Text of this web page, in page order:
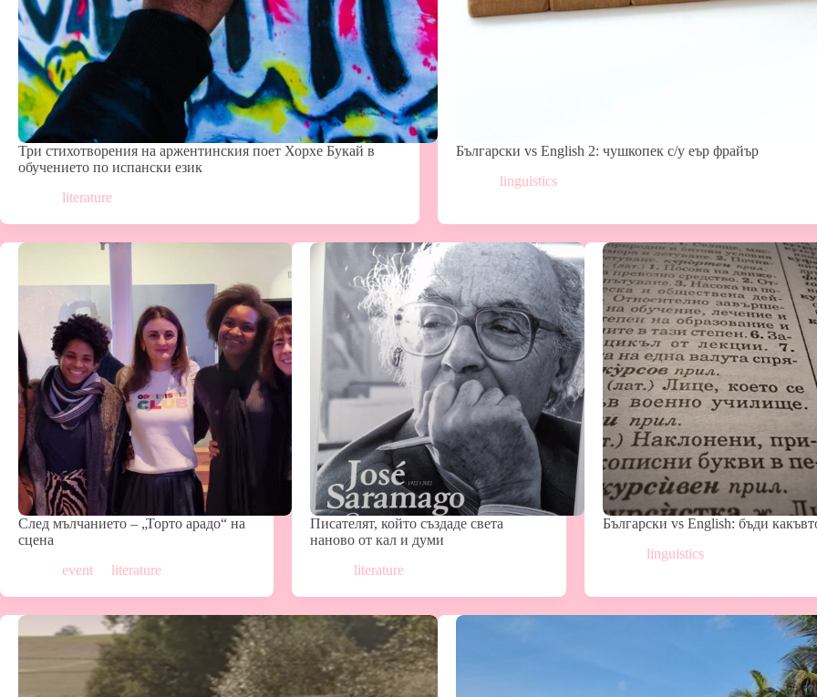
Три стихотворения на аржентинския поет Хорхе Букай в
обучението по испански език
literature
Български vs English 2: чушкопек с/у еър фрайър
linguistics
След мълчанието – „Торто арадо“ на
сцена
event
literature
Писателят, който създаде света
наново от кал и думи
literature
Български vs English: бъди
linguistics